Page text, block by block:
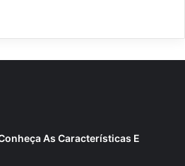
As Características E